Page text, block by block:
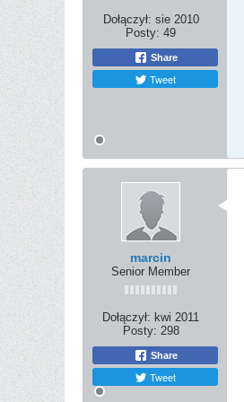
Dołączył: sie 2010
Posty: 49
Share
Tweet
marcin
Senior Member
Dołączył: kwi 2011
Posty: 298
Share
Tweet